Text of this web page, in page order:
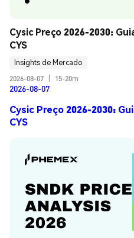
Cysic Preço 2026-2030:
CYS
Insights de Mercado
2026-08-07
15-20m
2026-08-07
Cysic Preço 2026-2030:
CYS